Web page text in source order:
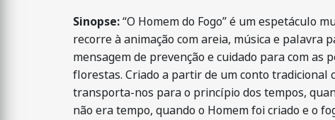
Sinopse:“O Homem do Fogo” é um espetáculo
recorre à animação com areia, música e palavra
mensagem de prevenção e cuidado para com as
florestas. Criado a partir de um conto tradicional
transporta-nos para o princípio dos tempos,
não era tempo, quando o Homem foi criado e o